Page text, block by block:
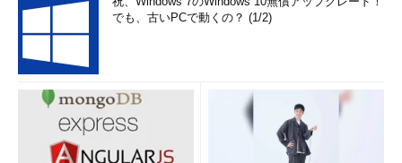
でも、古いPCで動くの？ (1/2)